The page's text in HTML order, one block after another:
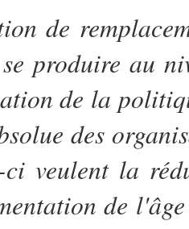
de
produire au
de la
des
veulent la
de